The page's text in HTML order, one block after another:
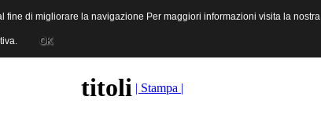
Audiovisive e Multimediali
titoli | Stampa |
fine di migliorare la navigazione Per maggiori informazioni visita la nostra
OK
fine di migliorare la navigazione Per maggiori informazioni visita la nostra
OK